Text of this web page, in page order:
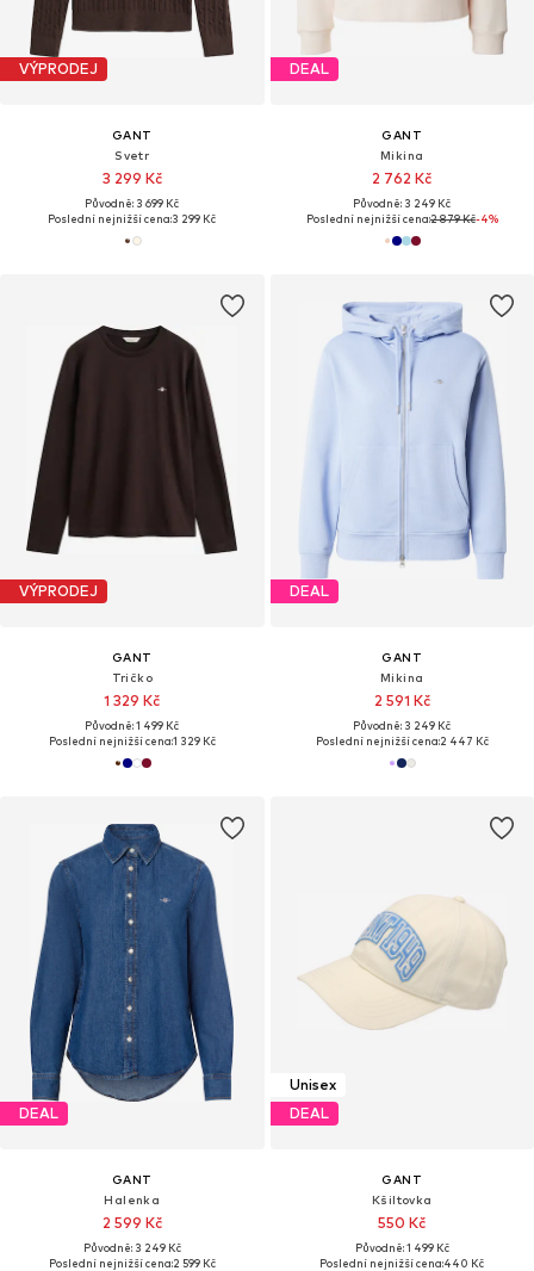
VÝPRODEJ
GANT
Svetr
3 299 Kč
Původně: 3 699 Kč
Poslední nejnižší cena:3 299 Kč
DEAL
GANT
Mikina
2 762 Kč
Původně: 3 249 Kč
Poslední nejnižší cena:2 879 Kč-4%
VÝPRODEJ
GANT
Tričko
1 329 Kč
Původně: 1 499 Kč
Poslední nejnižší cena:1 329 Kč
DEAL
GANT
Mikina
2 591 Kč
Původně: 3 249 Kč
Poslední nejnižší cena:2 447 Kč
DEAL
GANT
Halenka
2 599 Kč
Původně: 3 249 Kč
Poslední nejnižší cena:2 599 Kč
Unisex
DEAL
GANT
Kšiltovka
550 Kč
Původně: 1 499 Kč
Poslední nejnižší cena:440 Kč